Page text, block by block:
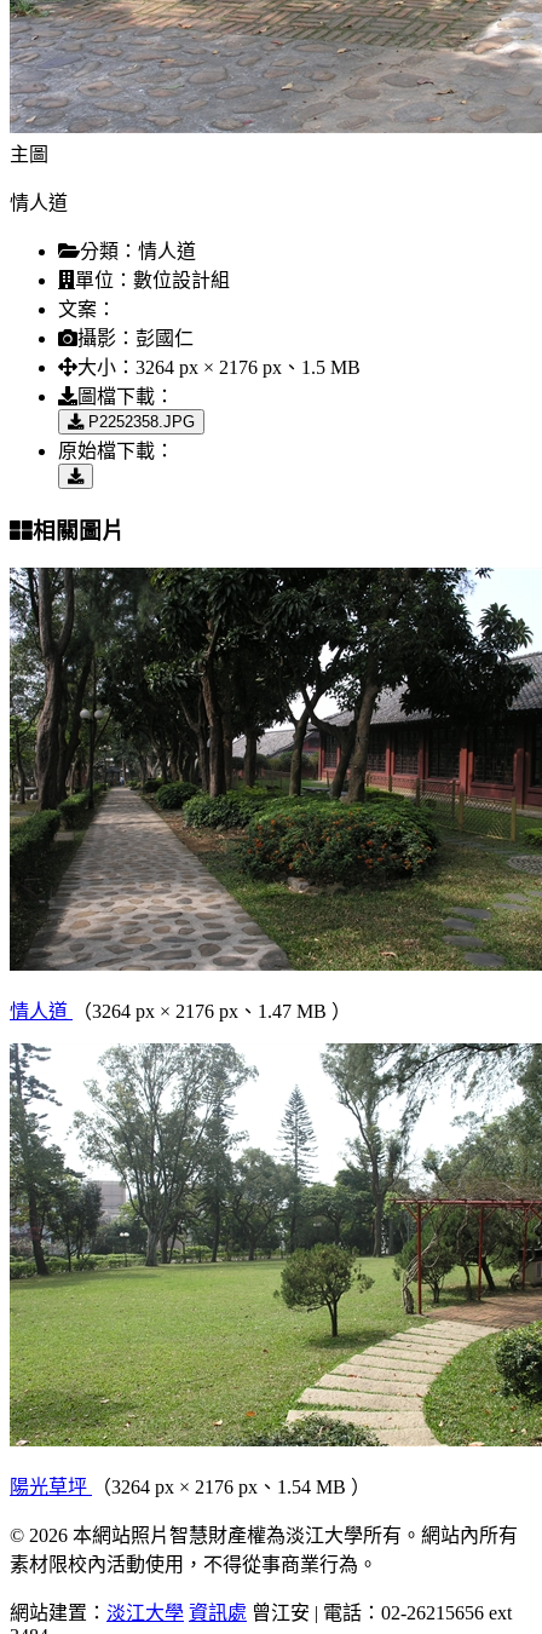
主圖
情人道
分類： 情人道
單位： 數位設計組
文案：
攝影： 彭國仁
大小： 3264 px × 2176 px、1.5 MB
圖檔下載：
P2252358.JPG
原始檔下載：
相關圖片
情人道 （3264 px × 2176 px、1.47 MB ）
陽光草坪 （3264 px × 2176 px、1.54 MB ）
© 2026 本網站照片智慧財產權為淡江大學所有。網站內所有
素材限校內活動使用，不得從事商業行為。
網站建置： 淡江大學 資訊處 曾江安 | 電話：02-26215656 ext